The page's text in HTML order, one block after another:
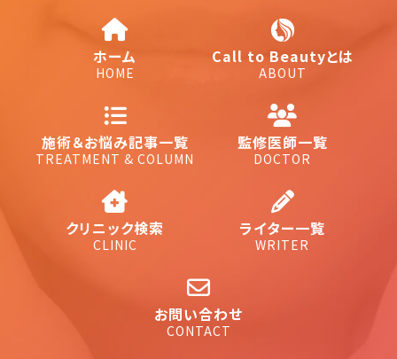
ホーム
HOME
Call to Beautyとは
ABOUT
施術＆お悩み記事一覧
TREATMENT & COLUMN
監修医師一覧
DOCTOR
クリニック検索
CLINIC
ライター一覧
WRITER
お問い合わせ
CONTACT